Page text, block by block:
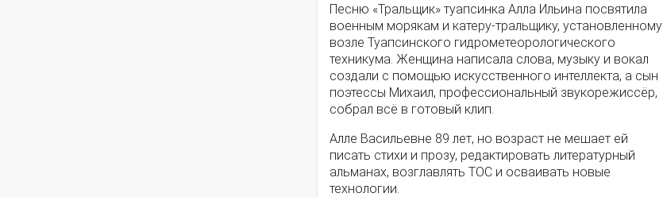
Песню «Тральщик» туапсинка Алла Ильина посвятила
военным морякам и катеру-тральщику, установленному
возле Туапсинского гидрометеорологического
техникума. Женщина написала слова, музыку и вокал
создали с помощью искусственного интеллекта, а сын
поэтессы Михаил, профессиональный звукорежиссёр,
собрал всё в готовый клип.
Алле Васильевне 89 лет, но возраст не мешает ей
писать стихи и прозу, редактировать литературный
альманах, возглавлять ТОС и осваивать новые
технологии.